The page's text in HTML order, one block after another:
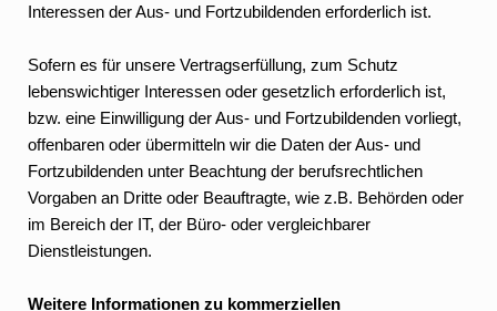
Interessen der Aus- und Fortzubildenden erforderlich ist.
Sofern es für unsere Vertragserfüllung, zum Schutz
lebenswichtiger Interessen oder gesetzlich erforderlich ist,
bzw. eine Einwilligung der Aus- und Fortzubildenden vorliegt,
offenbaren oder übermitteln wir die Daten der Aus- und
Fortzubildenden unter Beachtung der berufsrechtlichen
Vorgaben an Dritte oder Beauftragte, wie z.B. Behörden oder
im Bereich der IT, der Büro- oder vergleichbarer
Dienstleistungen.
Weitere Informationen zu kommerziellen